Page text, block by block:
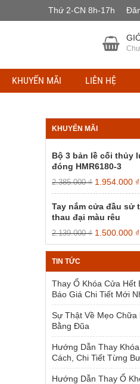
Thứ 2-CN 8h-17h
KHUYẾN MÃI LIÊN HỆ
KHUYẾN MÃI
Bộ 3 bản lề cối thủy
đóng HMR6180-3
2.385.000₫ Giá
gốc
là:
2.385.000 ₫.
1.954.000 ₫
Tay nắm cửa đầu sử
thau đại màu rêu
2.139.000₫ Giá
gốc
là:
1.500.000 ₫
TIN TỨC
Thay Ổ Khóa Cửa Hết
Báo Giá Chi Tiết Mới
Sự Thật Về Mẹo Chữa
Bằng Đũa
Hướng Dẫn Thay
Cách, Chi Tiết Từng
Hướng Dẫn Thay Ổ